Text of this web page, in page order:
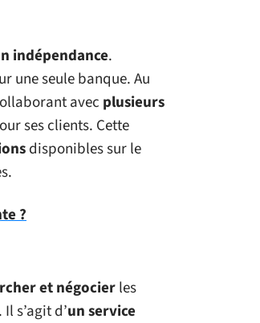
indépendance.
une seule banque. Au
avec plusieurs
ses clients. Cette
disponibles sur le
?
et négocierles
s’agit d’un service